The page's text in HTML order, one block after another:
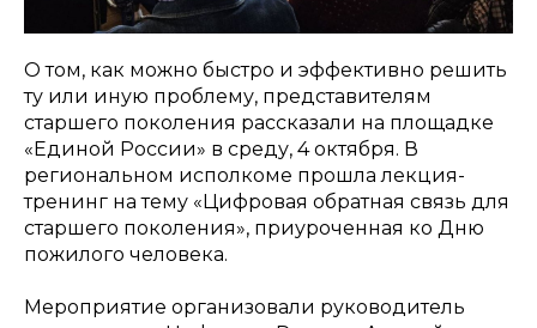
О том, как можно быстро и эффективно решить
ту или иную проблему, представителям
старшего поколения рассказали на площадке
«Единой России» в среду, 4 октября. В
региональном исполкоме прошла лекция-
тренинг на тему «Цифровая обратная связь для
старшего поколения», приуроченная ко Дню
пожилого человека.
Мероприятие организовали руководитель